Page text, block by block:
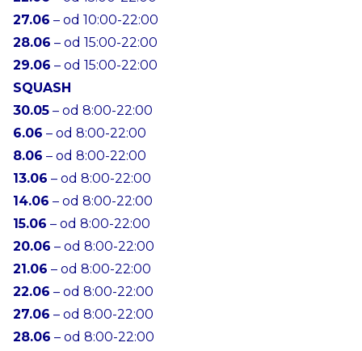
27.06 – od 10:00-22:00
28.06 – od 15:00-22:00
29.06 – od 15:00-22:00
SQUASH
30.05 – od 8:00-22:00
6.06 – od 8:00-22:00
8.06 – od 8:00-22:00
13.06 – od 8:00-22:00
14.06 – od 8:00-22:00
15.06 – od 8:00-22:00
20.06 – od 8:00-22:00
21.06 – od 8:00-22:00
22.06 – od 8:00-22:00
27.06 – od 8:00-22:00
28.06 – od 8:00-22:00